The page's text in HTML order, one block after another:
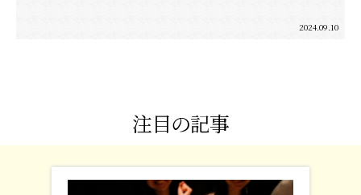
2024.09.10
注目の記事